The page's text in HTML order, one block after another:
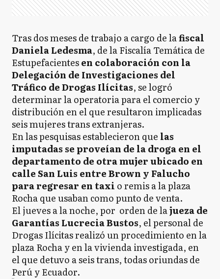
Tras dos meses de trabajo a cargo de lafiscal
Daniela Ledesma, de la Fiscalía Temática de
Estupefacientesen colaboración con la
Delegación de Investigaciones del
Tráfico de Drogas Ilícitas, se logró
determinar la operatoria para el comercio y
distribución en el que resultaron implicadas
seis mujeres trans extranjeras.
En las pesquisas establecieron que las
imputadas se proveían de la droga en el
departamento de otra mujer ubicado en
calle San Luis entre Brown y Falucho
para regresar en taxi o remis a la plaza
Rocha que usaban como punto de venta.
El jueves a la noche, por orden de lajueza de
Garantías Lucrecia Bustos, el personal de
Drogas Ilícitas realizó un procedimiento en la
plaza Rocha y en la vivienda investigada, en
el que detuvo a seis trans, todas oriundas de
Perú y Ecuador.